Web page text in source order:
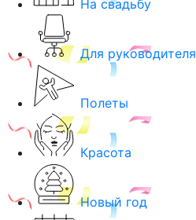
На свадьбу
Для руководителя
Полеты
Красота
Новый год